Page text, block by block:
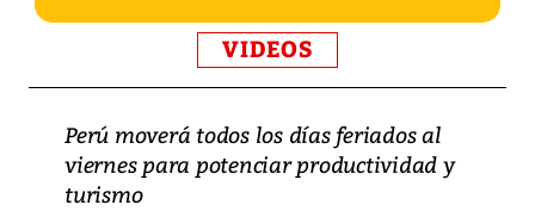
VIDEOS
Perú moverá todos los días feriados al
viernes para potenciar productividad y
turismo